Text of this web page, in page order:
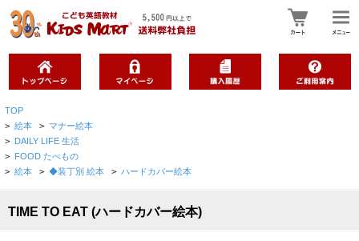
TOP
> 絵本 > マナー絵本
> DAILY LIFE 生活
> FOOD たべもの
> 絵本 > ◆装丁別 絵本 > ハードカバー絵本
TIME TO EAT (ハードカバー絵本)